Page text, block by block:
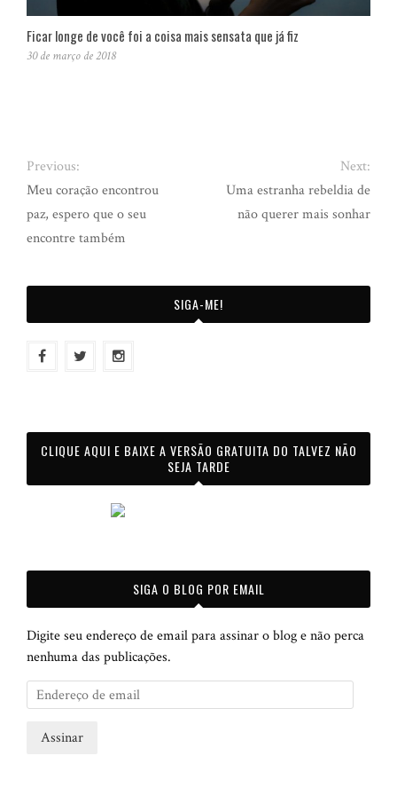
Ficar longe de você foi a coisa mais sensata que já fiz
30 de março de 2018
Previous:
Meu coração encontrou
paz, espero que o seu
encontre também
Next:
Uma estranha rebeldia de
não querer mais sonhar
SIGA-ME!
CLIQUE AQUI E BAIXE A VERSÃO GRATUITA DO TALVEZ NÃO
SEJA TARDE
SIGA O BLOG POR EMAIL
Digite seu endereço de email para assinar o blog e não perca
nenhuma das publicações.